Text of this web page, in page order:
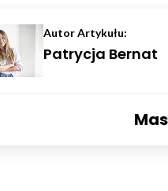
Autor Artykułu:
Patrycja Bernat